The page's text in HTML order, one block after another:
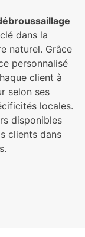
dans la
naturel. Grâce
personnalisé
client à
selon ses
locales.
disponibles
clients dans